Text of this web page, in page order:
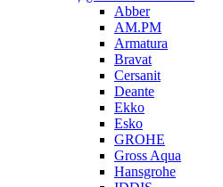
Abber
AM.PM
Armatura
Bravat
Cersanit
Deante
Ekko
Esko
GROHE
Gross Aqua
Hansgrohe